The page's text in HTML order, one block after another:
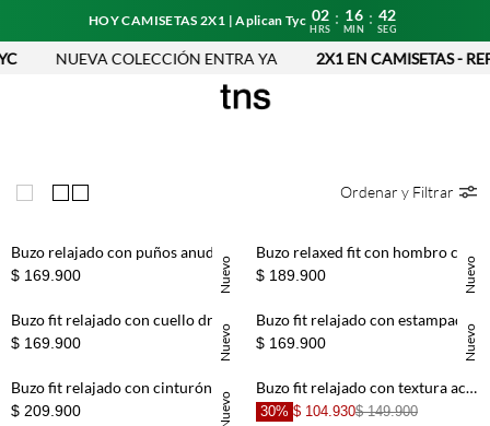
HOY CAMISETAS 2X1 | Aplican Tyc 02
HRS
: 16
MIN
: 42
SEG
NUEVA COLECCIÓN ENTRA YA 2X1 EN CAMISETAS -
Ordenar y Filtrar
Nuevo
Buzo relajado con puños anudables de algodón verde oliva para mujer
$ 169.900 Nuevo
Buzo relaxed fit con hombro caído y rib ancho en algodón crema para mujer
$ 189.900
Nuevo
Buzo fit relajado con cuello drapeado en algodón café para mujer
$ 169.900 Nuevo
Buzo fit relajado con estampado bandana en algodón crudo para mujer
$ 169.900
Nuevo
Buzo fit relajado con cinturón en algodón café para mujer
$ 209.900
Buzo fit relajado con textura acanalada en punto crudo para mujer
30% $ 104.930$ 149.900